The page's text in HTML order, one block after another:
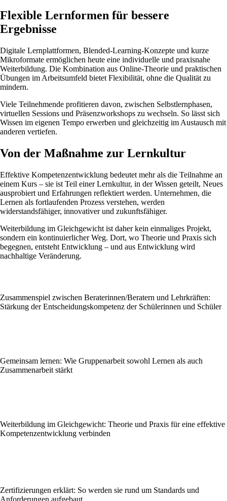
Flexible Lernformen für bessere
Ergebnisse
Digitale Lernplattformen, Blended-Learning-Konzepte und kurze
Mikroformate ermöglichen heute eine individuelle und praxisnahe
Weiterbildung. Die Kombination aus Online-Theorie und praktischen
Übungen im Arbeitsumfeld bietet Flexibilität, ohne die Qualität zu
mindern.
Viele Teilnehmende profitieren davon, zwischen Selbstlernphasen,
virtuellen Sessions und Präsenzworkshops zu wechseln. So lässt sich
Wissen im eigenen Tempo erwerben und gleichzeitig im Austausch mit
anderen vertiefen.
Von der Maßnahme zur Lernkultur
Effektive Kompetenzentwicklung bedeutet mehr als die Teilnahme an
einem Kurs – sie ist Teil einer Lernkultur, in der Wissen geteilt, Neues
ausprobiert und Erfahrungen reflektiert werden. Unternehmen, die
Lernen als fortlaufenden Prozess verstehen, werden
widerstandsfähiger, innovativer und zukunftsfähiger.
Weiterbildung im Gleichgewicht ist daher kein einmaliges Projekt,
sondern ein kontinuierlicher Weg. Dort, wo Theorie und Praxis sich
begegnen, entsteht Entwicklung – und aus Entwicklung wird
nachhaltige Veränderung.
Zusammenspiel zwischen Beraterinnen/Beratern und Lehrkräften:
Stärkung der Entscheidungskompetenz der Schülerinnen und Schüler
Gemeinsam lernen: Wie Gruppenarbeit sowohl Lernen als auch
Zusammenarbeit stärkt
Weiterbildung im Gleichgewicht: Theorie und Praxis für eine effektive
Kompetenzentwicklung verbinden
Zertifizierungen erklärt: So werden sie rund um Standards und
Anforderungen aufgebaut